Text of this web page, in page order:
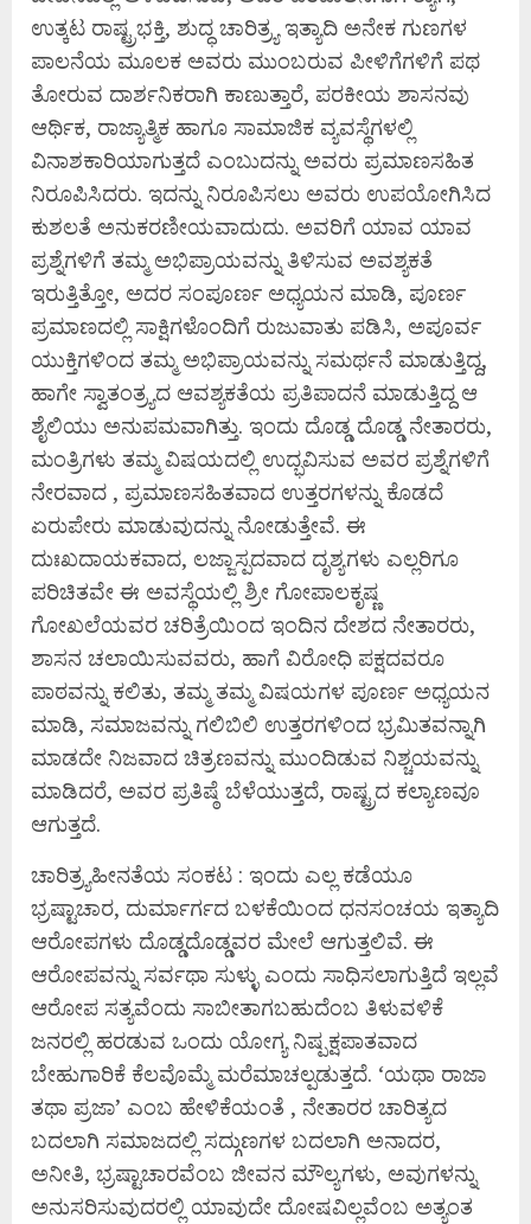
ಉತ್ಕಟ ರಾಷ್ಟ್ರಭಕ್ತಿ, ಶುದ್ಧ ಚಾರಿತ್ರ್ಯ ಇತ್ಯಾದಿ ಅನೇಕ ಗುಣಗಳ
ಪಾಲನೆಯ ಮೂಲಕ ಅವರು ಮುಂಬರುವ ಪೀಳಿಗೆಗಳಿಗೆ ಪಥ
ತೋರುವ ದಾರ್ಶನಿಕರಾಗಿ ಕಾಣುತ್ತಾರೆ, ಪರಕೀಯ ಶಾಸನವು
ಆರ್ಥಿಕ, ರಾಜ್ಯಾತ್ಮಿಕ ಹಾಗೂ ಸಾಮಾಜಿಕ ವ್ಯವಸ್ಥೆಗಳಲ್ಲಿ
ವಿನಾಶಕಾರಿಯಾಗುತ್ತದೆ ಎಂಬುದನ್ನು ಅವರು ಪ್ರಮಾಣಸಹಿತ
ನಿರೂಪಿಸಿದರು. ಇದನ್ನು ನಿರೂಪಿಸಲು ಅವರು ಉಪಯೋಗಿಸಿದ
ಕುಶಲತೆ ಅನುಕರಣೀಯವಾದುದು. ಅವರಿಗೆ ಯಾವ ಯಾವ
ಪ್ರಶ್ನೆಗಳಿಗೆ ತಮ್ಮ ಅಭಿಪ್ರಾಯವನ್ನು ತಿಳಿಸುವ ಅವಶ್ಯಕತೆ
ಇರುತ್ತಿತ್ತೋ, ಅದರ ಸಂಪೂರ್ಣ ಅಧ್ಯಯನ ಮಾಡಿ, ಪೂರ್ಣ
ಪ್ರಮಾಣದಲ್ಲಿ ಸಾಕ್ಷಿಗಳೊಂದಿಗೆ ರುಜುವಾತು ಪಡಿಸಿ, ಅಪೂರ್ವ
ಯುಕ್ತಿಗಳಿಂದ ತಮ್ಮ ಅಭಿಪ್ರಾಯವನ್ನು ಸಮರ್ಥನೆ ಮಾಡುತ್ತಿದ್ದ,
ಹಾಗೇ ಸ್ವಾತಂತ್ರ್ಯದ ಆವಶ್ಯಕತೆಯ ಪ್ರತಿಪಾದನೆ ಮಾಡುತ್ತಿದ್ದ ಆ
ಶೈಲಿಯು ಅನುಪಮವಾಗಿತ್ತು. ಇಂದು ದೊಡ್ಡ ದೊಡ್ಡ ನೇತಾರರು,
ಮಂತ್ರಿಗಳು ತಮ್ಮ ವಿಷಯದಲ್ಲಿ ಉದ್ಭವಿಸುವ ಅವರ ಪ್ರಶ್ನೆಗಳಿಗೆ
ನೇರವಾದ , ಪ್ರಮಾಣಸಹಿತವಾದ ಉತ್ತರಗಳನ್ನು ಕೊಡದೆ
ಏರುಪೇರು ಮಾಡುವುದನ್ನು ನೋಡುತ್ತೇವೆ. ಈ
ದುಃಖದಾಯಕವಾದ, ಲಜ್ಜಾಸ್ಪದವಾದ ದೃಶ್ಯಗಳು ಎಲ್ಲರಿಗೂ
ಪರಿಚಿತವೇ ಈ ಅವಸ್ಥೆಯಲ್ಲಿ ಶ್ರೀ ಗೋಪಾಲಕೃಷ್ಣ
ಗೋಖಲೆಯವರ ಚರಿತ್ರೆಯಿಂದ ಇಂದಿನ ದೇಶದ ನೇತಾರರು,
ಶಾಸನ ಚಲಾಯಿಸುವವರು, ಹಾಗೆ ವಿರೋಧಿ ಪಕ್ಷದವರೂ
ಪಾಠವನ್ನು ಕಲಿತು, ತಮ್ಮ ತಮ್ಮ ವಿಷಯಗಳ ಪೂರ್ಣ ಅಧ್ಯಯನ
ಮಾಡಿ, ಸಮಾಜವನ್ನು ಗಲಿಬಿಲಿ ಉತ್ತರಗಳಿಂದ ಭ್ರಮಿತವನ್ನಾಗಿ
ಮಾಡದೇ ನಿಜವಾದ ಚಿತ್ರಣವನ್ನು ಮುಂದಿಡುವ ನಿಶ್ಚಯವನ್ನು
ಮಾಡಿದರೆ, ಅವರ ಪ್ರತಿಷ್ಠೆ ಬೆಳೆಯುತ್ತದೆ, ರಾಷ್ಟ್ರದ ಕಲ್ಯಾಣವೂ
ಆಗುತ್ತದೆ.
ಚಾರಿತ್ರ್ಯಹೀನತೆಯ ಸಂಕಟ : ಇಂದು ಎಲ್ಲ ಕಡೆಯೂ
ಭ್ರಷ್ಟಾಚಾರ, ದುರ್ಮಾರ್ಗದ ಬಳಕೆಯಿಂದ ಧನಸಂಚಯ ಇತ್ಯಾದಿ
ಆರೋಪಗಳು ದೊಡ್ಡದೊಡ್ಡವರ ಮೇಲೆ ಆಗುತ್ತಲಿವೆ. ಈ
ಆರೋಪವನ್ನು ಸರ್ವಥಾ ಸುಳ್ಳು ಎಂದು ಸಾಧಿಸಲಾಗುತ್ತಿದೆ ಇಲ್ಲವೆ
ಆರೋಪ ಸತ್ಯವೆಂದು ಸಾಬೀತಾಗಬಹುದೆಂಬ ತಿಳುವಳಿಕೆ
ಜನರಲ್ಲಿ ಹರಡುವ ಒಂದು ಯೋಗ್ಯ ನಿಷ್ಪಕ್ಷಪಾತವಾದ
ಬೇಹುಗಾರಿಕೆ ಕೆಲವೊಮ್ಮೆ ಮರೆಮಾಚಲ್ಪಡುತ್ತದೆ. ‘ಯಥಾ ರಾಜಾ
ತಥಾ ಪ್ರಜಾ’ ಎಂಬ ಹೇಳಿಕೆಯಂತೆ , ನೇತಾರರ ಚಾರಿತ್ಯದ
ಬದಲಾಗಿ ಸಮಾಜದಲ್ಲಿ ಸದ್ಗುಣಗಳ ಬದಲಾಗಿ ಅನಾದರ,
ಅನೀತಿ, ಭ್ರಷ್ಟಾಚಾರವೆಂಬ ಜೀವನ ಮೌಲ್ಯಗಳು, ಅವುಗಳನ್ನು
ಅನುಸರಿಸುವುದರಲ್ಲಿ ಯಾವುದೇ ದೋಷವಿಲ್ಲವೆಂಬ ಅತ್ಯಂತ